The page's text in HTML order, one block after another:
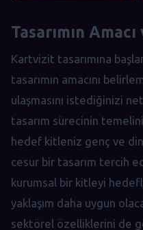
Tasarımın
Kartvizit tasarımına
tasarımın amacını
ulaşmasını istediğinizi
tasarım sürecinin
hedef kitleniz genç ve
cesur bir tasarım tercih
kurumsal bir kitleyi
yaklaşım daha uygun
sektörel özelliklerini de